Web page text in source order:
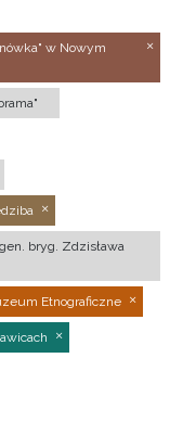
w Nowym
bryg. Zdzisława
Etnograficzne